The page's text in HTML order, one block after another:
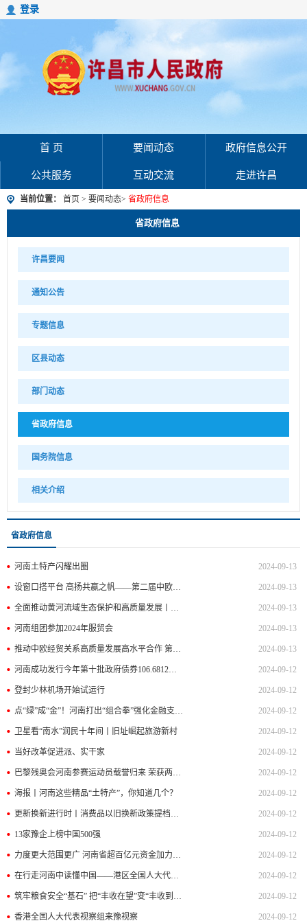
登录
首 页 要闻动态 政府信息公开
公共服务 互动交流 走进许昌
当前位置： 首页 > 要闻动态> 省政府信息
省政府信息
许昌要闻
通知公告
专题信息
区县动态
部门动态
省政府信息
国务院信息
相关介绍
省政府信息
河南土特产闪耀出圈 2024-09-13
设窗口搭平台 高扬共赢之帆——第二届中欧地理标志论坛侧记 2024-09-13
全面推动黄河流域生态保护和高质量发展丨习近平总书记在全面推动黄河流域生态保护和高质量发展座谈会上的重要讲话在我省引发热烈反响 齐心协力唱好新时代“黄河大合唱” 2024-09-13
河南组团参加2024年服贸会 2024-09-13
推动中欧经贸关系高质量发展高水平合作 第二届中欧地理标志论坛在郑州开幕 刘奇葆、何塞·萨帕特罗、孔昌生等致辞 2024-09-13
河南成功发行今年第十批政府债券106.6812亿元 2024-09-12
登封少林机场开始试运行 2024-09-12
点“绿”成“金”！河南打出“组合拳”强化金融支持绿色低碳发展 2024-09-12
卫星看“南水”润民十年间丨旧址崛起旅游新村 2024-09-12
当好改革促进派、实干家 2024-09-12
巴黎残奥会河南参赛运动员载誉归来 荣获两金一银 2024-09-12
海报丨河南这些精品“土特产”，你知道几个？ 2024-09-12
更新换新进行时丨消费品以旧换新政策提档升级 让优惠直达消费者 2024-09-12
13家豫企上榜中国500强 2024-09-12
力度更大范围更广 河南省超百亿元资金加力支持“两新” 2024-09-12
在行走河南中读懂中国——港区全国人大代表视察河南掠影 2024-09-12
筑牢粮食安全“基石” 把“丰收在望”变“丰收到手” 2024-09-12
香港全国人大代表视察组来豫视察 2024-09-12